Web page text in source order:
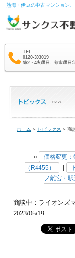
熱海・伊豆の中古マンション
TEL
0120-393019
第2・4火曜日、毎水曜日
ホーム > トピックス > 商
«
価格変更：
（R4455）
ノ離宮・
商談中：ライオンズ
2023/05/19